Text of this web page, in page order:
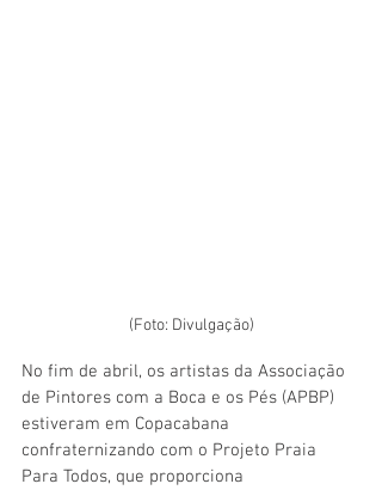
(Foto: Divulgação)
No fim de abril, os artistas da Associação
de Pintores com a Boca e os Pés (APBP)
estiveram em Copacabana
confraternizando com o Projeto Praia
Para Todos, que proporciona